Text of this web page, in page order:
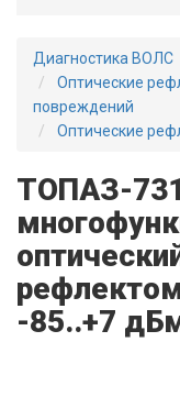
Диагностика ВОЛС
Оптические
повреждений
Оптические
ТОПАЗ-
-85..+7